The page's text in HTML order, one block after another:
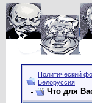
Политический
Белоруссия
Что для